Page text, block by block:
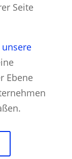
Seite
Ebene